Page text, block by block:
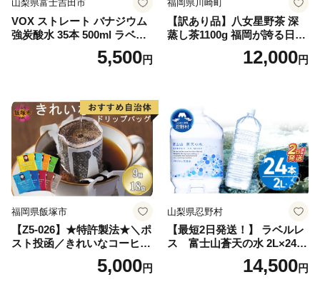
山梨県富士吉田市
VOX ストレート バナジウム
強炭酸水 35本 500ml ラベル
レス【富士吉田市限定カート
5,500円
福岡県川崎町
【訳あり品】八女星野茶 深
蒸し茶1100g 福岡が誇る日本
茶_ 訳アリ 常温 お茶 茶袋 常
備品 おちゃ ocha 茶葉 緑茶
小分け お土産 お取り寄せ グ
ルメ 福岡 九州 福岡県 国産
日本 ふかむし茶 ふかむし 家
庭用 自宅用 ちゃ りょくちゃ
ふかむしちゃ 急須 甘み 川崎
町 送料無料
12,000円
福岡県飯塚市
【Z5-026】★特許製法★＼ポ
スト投函／きれいなコーヒー
ドリップバッグ9種セット(18
袋)ゆうパケットでお届け！
5,000円
山梨県忍野村
【最短2日発送！】 ラベルレ
ス 富士山蒼天の水 2L×24本
（4ケース）※離島不可 天然
水 ミネラルウォーター 水 ペ
14,500円